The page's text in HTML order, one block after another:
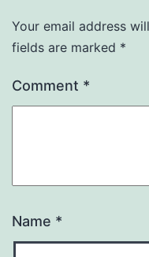
Your email address
fields are marked *
Comment *
Name *